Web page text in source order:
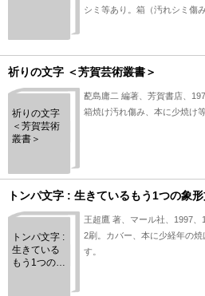
シミ等あり。箱（汚れシミ傷
祈りの文字 ＜芳賀芸術叢書＞
祈りの文字
＜芳賀芸術
叢書＞
蓜島庸二 編著、芳賀書店、
箱焼け汚れ傷み、本に少焼け
トンパ文字 : 生きているもう1つの象
トンパ文字 :
生きている
もう1つの象
王超鷹 著、マール社、1997、
2刷。カバー、本に少経年の
す。